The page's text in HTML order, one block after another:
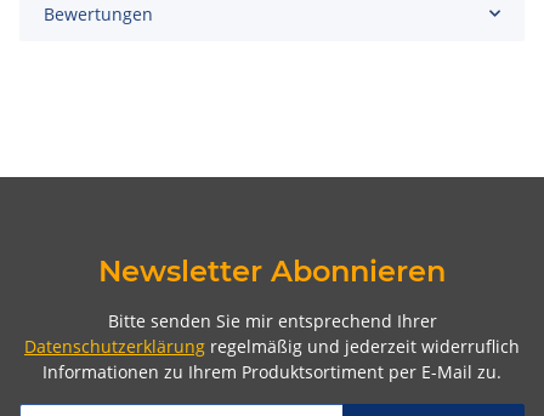
Bewertungen
Newsletter Abonnieren
Bitte senden Sie mir entsprechend Ihrer
Datenschutzerklärung regelmäßig und jederzeit widerruflich
Informationen zu Ihrem Produktsortiment per E-Mail zu.